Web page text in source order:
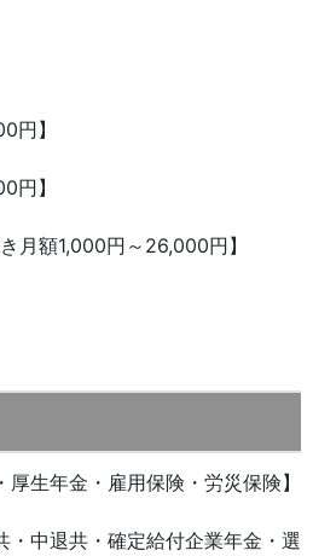
円】
円】
月額1,000円～26,000円】
生年金・雇用保険・労災保険】
中退共・確定給付企業年金・選